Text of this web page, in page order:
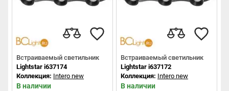
Встраиваемый светильник
Lightstar i637174
Коллекция: Intero new
В наличии
Встраиваемый светильник
Lightstar i637172
Коллекция: Intero new
В наличии